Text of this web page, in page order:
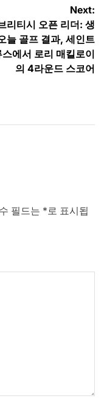
Next:
리티시 오픈 리더: 생
늘 골프 결과, 세인트
에서 로리 매킬로이
의 4라운드 스코어
필드는 *로 표시됩